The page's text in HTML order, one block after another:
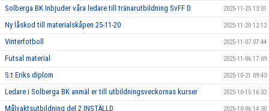
Solberga BK Inbjuder våra ledare till tränarutbildning SvFF D 2025-11-25 13:01
Ny låskod till materialskåpen 25-11-20 2025-11-20 12:12
Vinterfotboll 2025-11-07 07:44
Futsal material 2025-11-06 17:09
S:t Eriks diplom 2025-10-21 09:43
Ledare i Solberga BK anmäl er till utbildningsveckornas kurser 2025-10-15 16:32
Målvaktsutbildning del 2 INSTÄLLD 2025-10-06 14:30